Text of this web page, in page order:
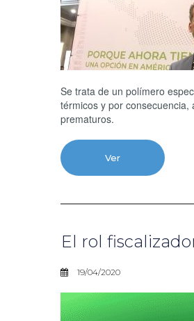
Se trata de un polímero
térmicos y por
prematuros.
Ver
El rol
19/04/2020